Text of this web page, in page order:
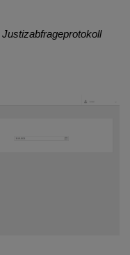
Justizabfrageprotokoll